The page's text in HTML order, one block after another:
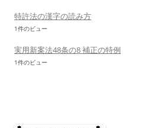
特許法の漢字の読み方
1件のビュー
実用新案法48条の8 補正の特例
1件のビュー